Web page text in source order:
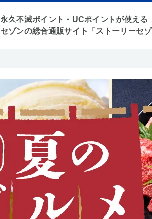
永久不滅ポイント・UCポイントが使える
セゾンの総合通販サイト「ストーリーセ